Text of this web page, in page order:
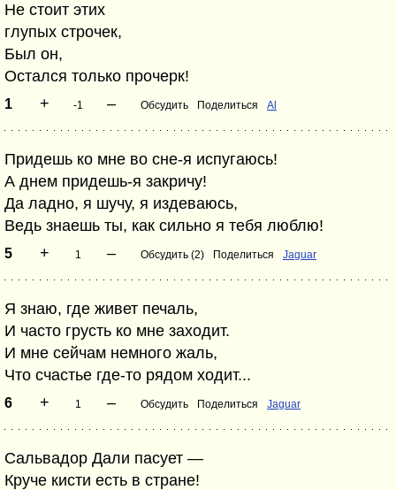
Не стоит этих
глупых строчек,
Был он,
Остался только прочерк!
1 + -1 – Обсудить Поделиться Al
Придешь ко мне во сне-я испугаюсь!
А днем придешь-я закричу!
Да ладно, я шучу, я издеваюсь,
Ведь знаешь ты, как сильно я тебя люблю!
5 + 1 – Обсудить (2) Поделиться Jaguar
Я знаю, где живет печаль,
И часто грусть ко мне заходит.
И мне сейчам немного жаль,
Что счастье где-то рядом ходит...
6 + 1 – Обсудить Поделиться Jaguar
Сальвадор Дали пасует —
Круче кисти есть в стране!